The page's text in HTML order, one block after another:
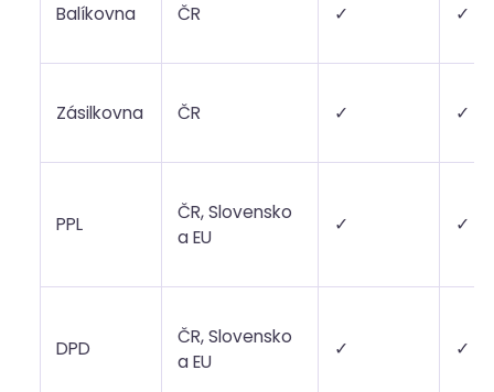
Balíkovna ČR ✓ ✓
Zásilkovna ČR ✓ ✓
PPL
ČR, Slovensko
a EU
✓ ✓
DPD
ČR, Slovensko
a EU
✓ ✓